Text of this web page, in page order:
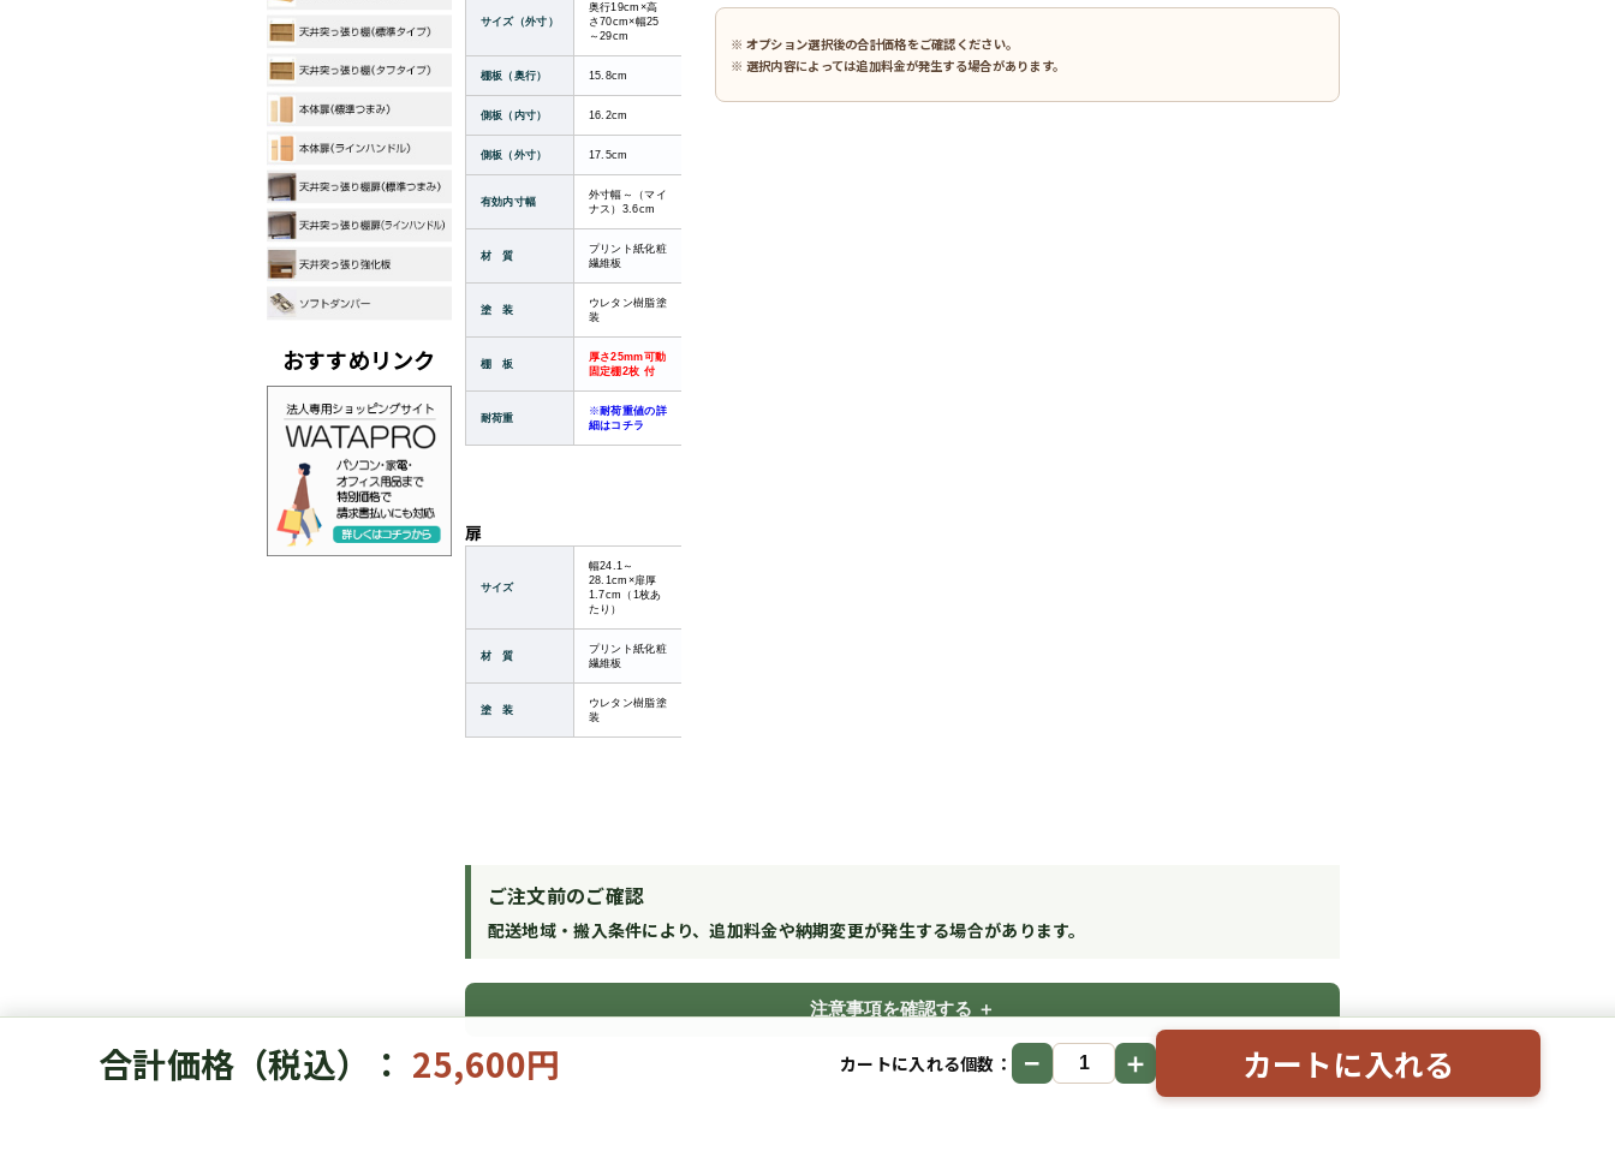
おすすめリンク
サイズ（外寸）
奥行19cm×高
さ70cm×幅25
～29cm
棚板（奥行） 15.8cm
側板（内寸） 16.2cm
側板（外寸） 17.5cm
有効内寸幅
外寸幅～（マイ
ナス）3.6cm
材 質
プリント紙化粧
繊維板
塗 装
ウレタン樹脂塗
装
棚 板
厚さ25mm可動
固定棚2枚 付
耐荷重
※耐荷重値の詳
細はコチラ
扉
サイズ
幅24.1～
28.1cm×扉厚
1.7cm（1枚あ
たり）
材 質
プリント紙化粧
繊維板
塗 装
ウレタン樹脂塗
装
※ オプション選択後の合計価格をご確認ください。
※ 選択内容によっては追加料金が発生する場合があります。
合計価格（税込）： 25,600円 カートに入れる個数： − ＋ カートに入れる
ご注文前のご確認
配送地域・搬入条件により、追加料金や納期変更が発生する場合があります。
注意事項を確認する